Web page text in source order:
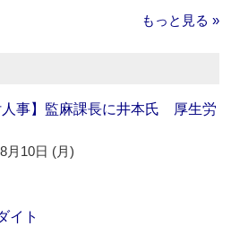
もっと見る »
人事】監麻課長に井本氏 厚生労
月10日 (月)
イト